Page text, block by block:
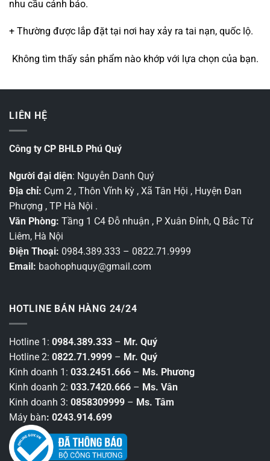
nhu cầu cảnh báo.
+ Thường được lắp đặt tại nơi hay xảy ra tai nạn, quốc lộ.
Không tìm thấy sản phẩm nào khớp với lựa chọn của bạn.
LIÊN HỆ
Công ty CP BHLĐ Phú Quý
Người đại diện: Nguyễn Danh Quý
Địa chỉ: Cụm 2 , Thôn Vĩnh kỳ , Xã Tân Hội , Huyện Đan
Phượng , TP Hà Nội .
Văn Phòng: Tầng 1 C4 Đỗ nhuận , P Xuân Đỉnh, Q Bắc Từ
Liêm, Hà Nội
Điện Thoại: 0984.389.333 – 0822.71.9999
Email: baohophuquy@gmail.com
HOTLINE BÁN HÀNG 24/24
Hotline 1: 0984.389.333 – Mr. Quý
Hotline 2: 0822.71.9999 – Mr. Quý
Kinh doanh 1: 033.2451.666 – Ms. Phương
Kinh doanh 2: 033.7420.666 – Ms. Vân
Kinh doanh 3: 0858309999 – Ms. Tâm
Máy bàn: 0243.914.699